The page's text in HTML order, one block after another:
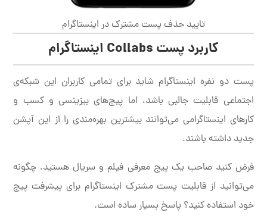
تایید حذف پست مشترک در اینستاگرام
کاربرد پست Collabs اینستاگرام
پست دو نفره اینستاگرام شاید برای تمامی کاربران این شبکه‌ی
اجتماعی قابلیت جالبی باشد، اما پیج‌های بیزینسی و کسب و
کارهای اینستاگرامی می‌توانند بیشترین بهره‌مندی را از این آپشن
جدید داشته باشند.
فرض کنید صاحب یک پیج معرفی فیلم و سریال هستید. چگونه
می‌توانید از قابلیت پست مشترک اینستاگرام برای پیشرفت پیج
خود استفاده کنید؟ پاسخ بسیار ساده است.